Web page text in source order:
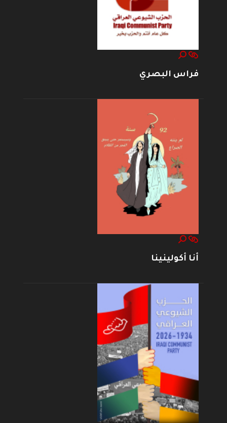
فراس البصري
أنا أكولينينا